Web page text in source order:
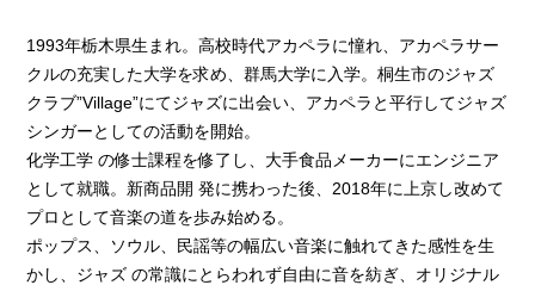
1993年栃木県生まれ。高校時代アカペラに憧れ、アカペラサー
クルの充実した大学を求め、群馬大学に入学。桐生市のジャズ
クラブ”Village”にてジャズに出会い、アカペラと平行してジャズ
シンガーとしての活動を開始。
化学工学 の修士課程を修了し、大手食品メーカーにエンジニア
として就職。新商品開 発に携わった後、2018年に上京し改めて
プロとして音楽の道を歩み始める。
ポップス、ソウル、民謡等の幅広い音楽に触れてきた感性を生
かし、ジャズ の常識にとらわれず自由に音を紡ぎ、オリジナル